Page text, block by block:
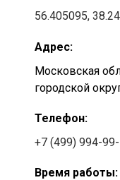
56.405095,
Адрес:
Московская
городской
Телефон:
+7 (499) 994-
Время работы: